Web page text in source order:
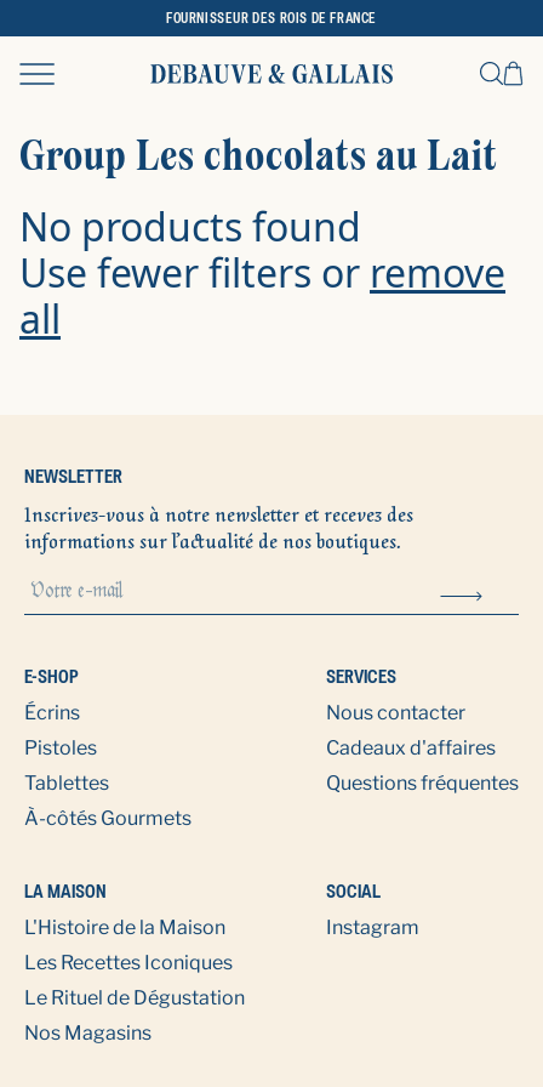
FOURNISSEUR DES ROIS DE FRANCE
Group Les chocolats au Lait
No products found
Use fewer filters or remove
all
NEWSLETTER
Inscrivez-vous à notre newsletter et recevez des
informations sur l’actualité de nos boutiques.
E-SHOP
Écrins
Pistoles
Tablettes
À-côtés Gourmets
SERVICES
Nous contacter
Cadeaux d'affaires
Questions fréquentes
LA MAISON
L'Histoire de la Maison
Les Recettes Iconiques
Le Rituel de Dégustation
Nos Magasins
SOCIAL
Instagram